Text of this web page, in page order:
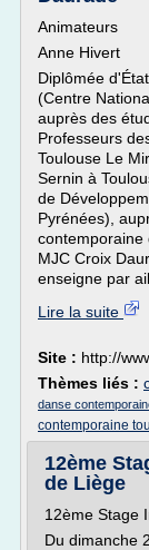
Animateurs
Anne Hivert
Diplômée
(Centre
auprès des
Professeurs
Toulouse Le
Sernin à
de
Pyrénées),
contemporaine
MJC Croix
enseigne par
Lire la suite
Site : http://
Thèmes liés :
danse
contemporaine
12ème
de Liège
12ème Stage
Du dimanche